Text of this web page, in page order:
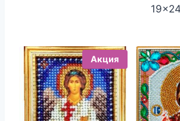
19x24
Акция